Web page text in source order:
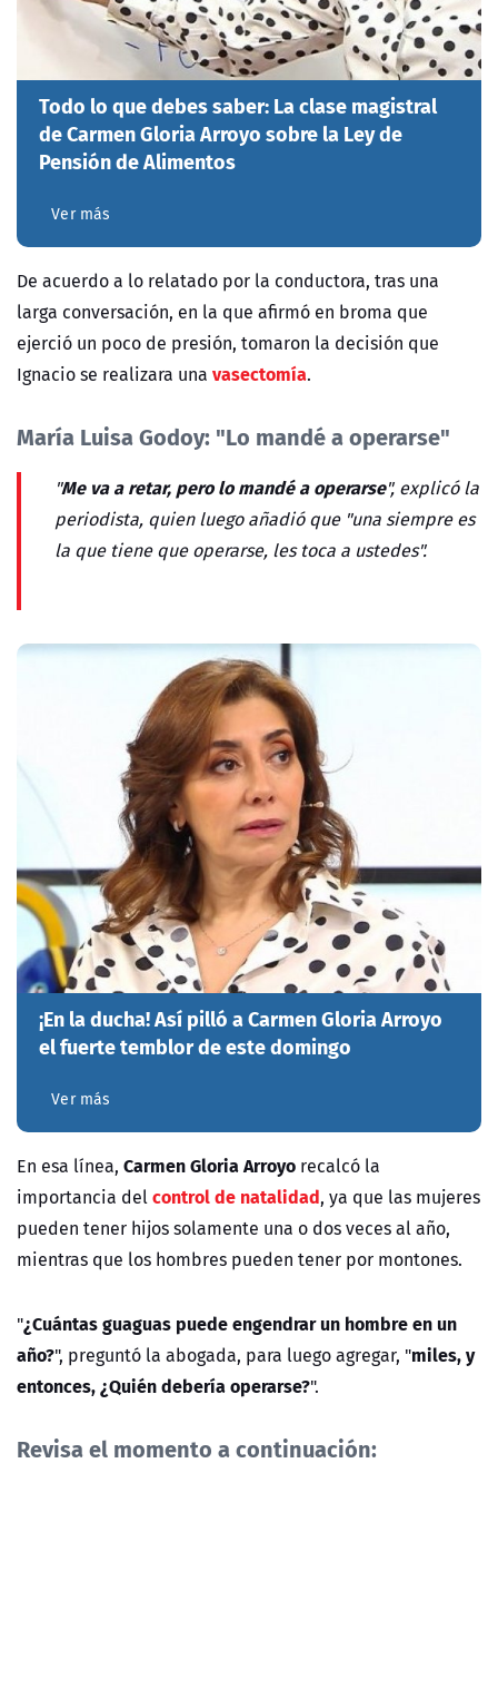
Todo lo que debes saber: La clase magistral
de Carmen Gloria Arroyo sobre la Ley de
Pensión de Alimentos
Ver más
De acuerdo a lo relatado por la conductora, tras una
larga conversación, en la que afirmó en broma que
ejerció un poco de presión, tomaron la decisión que
Ignacio se realizara una vasectomía.
María Luisa Godoy: "Lo mandé a operarse"
"Me va a retar, pero lo mandé a operarse", explicó la
periodista, quien luego añadió que "una siempre es
la que tiene que operarse, les toca a ustedes".
¡En la ducha! Así pilló a Carmen Gloria Arroyo
el fuerte temblor de este domingo
Ver más
En esa línea, Carmen Gloria Arroyo recalcó la
importancia delcontrol de natalidad, ya que las mujeres
pueden tener hijos solamente una o dos veces al año,
mientras que los hombres pueden tener por montones.
"¿Cuántas guaguas puede engendrar un hombre en un
año?", preguntó la abogada, para luego agregar, "miles, y
entonces, ¿Quién debería operarse?".
Revisa el momento a continuación: